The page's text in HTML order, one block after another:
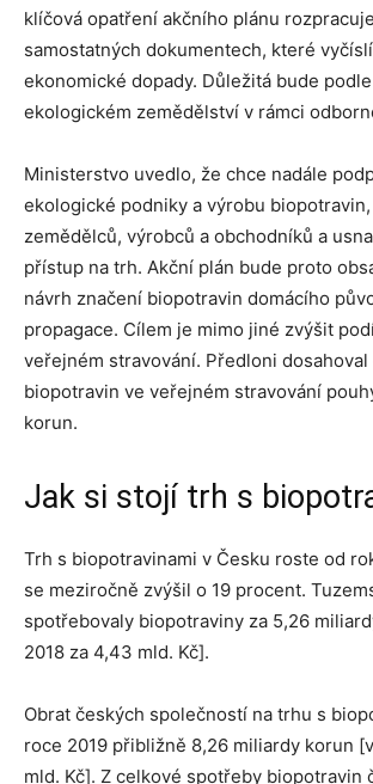
klíčová opatření akčního plánu
samostatných dokumentech, které
ekonomické dopady. Důležitá bude
ekologickém zemědělství v rámci
Ministerstvo uvedlo, že chce nadále
ekologické podniky a výrobu
zemědělců, výrobců a obchodníků a
přístup na trh. Akční plán bude proto
návrh značení biopotravin domácího
propagace. Cílem je mimo jiné zvýšit
veřejném stravování. Předloni dosahoval
biopotravin ve veřejném stravování
korun.
Jak si stojí trh s
Trh s biopotravinami v Česku roste od
se meziročně zvýšil o 19 procent.
spotřebovaly biopotraviny za 5,26
2018 za 4,43 mld. Kč].
Obrat českých společností na trhu s
roce 2019 přibližně 8,26 miliardy korun
mld. Kč]. Z celkové spotřeby biopotravin